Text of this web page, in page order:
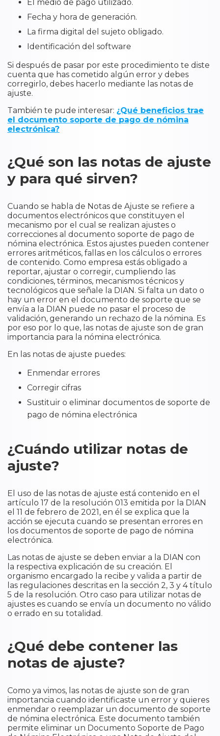
El medio de pago utilizado.
Fecha y hora de generación.
La firma digital del sujeto obligado.
Identificación del software
Si después de pasar por este procedimiento te diste
cuenta que has cometido algún error y debes
corregirlo, debes hacerlo mediante las notas de
ajuste.
También te pude interesar: ¿Qué beneficios trae
el documento soporte de pago de nómina
electrónica?
¿Qué son las notas de ajuste
y para qué sirven?
Cuando se habla de Notas de Ajuste se refiere a
documentos electrónicos que constituyen el
mecanismo por el cual se realizan ajustes o
correcciones al documento soporte de pago de
nómina electrónica. Estos ajustes pueden contener
errores aritméticos, fallas en los cálculos o errores
de contenido. Como empresa estás obligado a
reportar, ajustar o corregir, cumpliendo las
condiciones, términos, mecanismos técnicos y
tecnológicos que señale la DIAN. Si falta un dato o
hay un error en el documento de soporte que se
envía a la DIAN puede no pasar el proceso de
validación, generando un rechazo de la nómina. Es
por eso por lo que, las notas de ajuste son de gran
importancia para la nómina electrónica.
En las notas de ajuste puedes:
Enmendar errores
Corregir cifras
Sustituir o eliminar documentos de soporte de
pago de nómina electrónica
¿Cuándo utilizar notas de
ajuste?
El uso de las notas de ajuste está contenido en el
artículo 17 de la resolución 013 emitida por la DIAN
el 11 de febrero de 2021, en él se explica que la
acción se ejecuta cuando se presentan errores en
los documentos de soporte de pago de nómina
electrónica.
Las notas de ajuste se deben enviar a la DIAN con
la respectiva explicación de su creación. El
organismo encargado la recibe y valida a partir de
las regulaciones descritas en la sección 2, 3 y 4 título
5 de la resolución. Otro caso para utilizar notas de
ajustes es cuando se envía un documento no válido
o errado en su totalidad.
¿Qué debe contener las
notas de ajuste?
Como ya vimos, las notas de ajuste son de gran
importancia cuando identificaste un error y quieres
enmendar o reemplazar un documento de soporte
de nómina electrónica. Este documento también
permite eliminar un Documento Soporte de Pago